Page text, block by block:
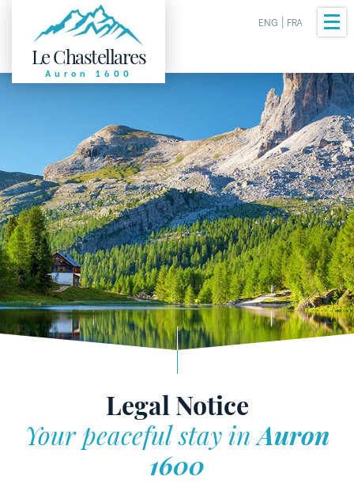
Le Chastellares
Auron 1600
ENG FRA
Legal Notice
Your peaceful stay inAuron
1600